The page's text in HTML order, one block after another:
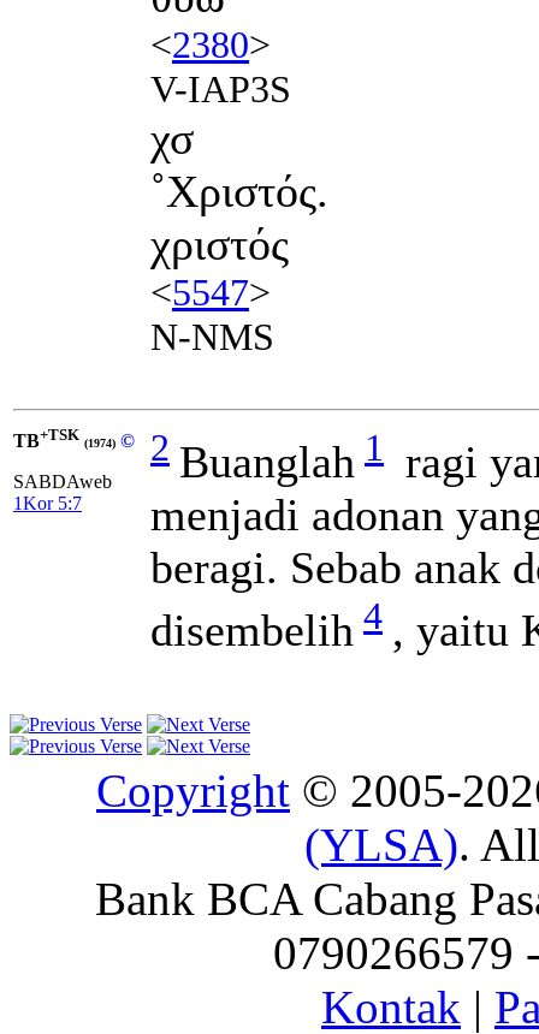
<2380>
V-IAP3S
χσ
˚Χριστός.
χριστός
<5547>
N-NMS
TB+TSK (1974) ©
SABDAweb
1Kor 5:7
2 Buanglah 1
ragi
menjadi adonan
beragi. Sebab anak
disembelih 4 , yaitu
Copyright © 2005-
(YLSA).
Bank BCA Cabang
0790266579
Kontak |